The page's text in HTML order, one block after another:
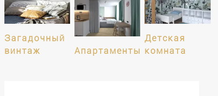
Загадочный
винтаж
Апартаменты
Детская
комната